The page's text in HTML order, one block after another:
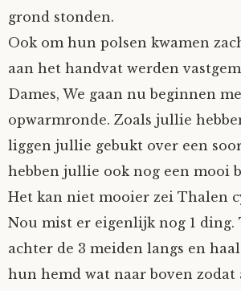
Spelican
Stefan
Sunniva
Switch
Tim-
Tom Mathys
grond stonden.
Ook om hun polsen kwamen
aan het handvat werden
Dames, We gaan nu beginnen
opwarmronde. Zoals jullie
liggen jullie gebukt over een
hebben jullie ook nog een mooi
Het kan niet mooier zei Thalen
Nou mist er eigenlijk nog 1 ding.
achter de 3 meiden langs en
hun hemd wat naar boven